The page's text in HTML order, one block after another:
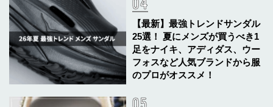
【最新】最強トレンドサンダル
25選！ 夏にメンズが買うべき1
足をナイキ、アディダス、ウー
フォスなど人気ブランドから服
のプロがオススメ！